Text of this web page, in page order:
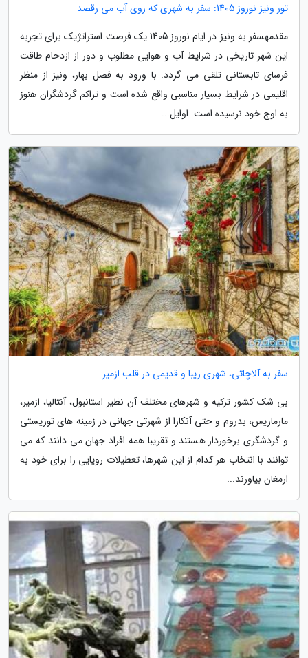
تور ونیز نوروز 1405: سفر به شهری که روی آب می رقصد
مقدمهسفر به ونیز در ایام نوروز 1405 یک فرصت استراتژیک برای تجربه
این شهر تاریخی در شرایط آب و هوایی مطلوب و دور از ازدحام طاقت
فرسای تابستانی تلقی می گردد. با ورود به فصل بهار، ونیز از منظر
اقلیمی در شرایط بسیار مناسبی واقع شده است و تراکم گردشگران هنوز
به اوج خود نرسیده است. اوایل...
سفر به آلاچاتی، شهری زیبا و قدیمی در قلب ازمیر
بی شک کشور ترکیه و شهرهای مختلف آن نظیر استانبول، آنتالیا، ازمیر،
مارماریس، بدروم و حتی آنکارا از شهرتی جهانی در زمینه های توریستی
و گردشگری برخوردار هستند و تقریبا همه افراد جهان می دانند که می
توانند با انتخاب هر کدام از این شهرها، تعطیلات رویایی را برای خود به
ارمغان بیاورند...